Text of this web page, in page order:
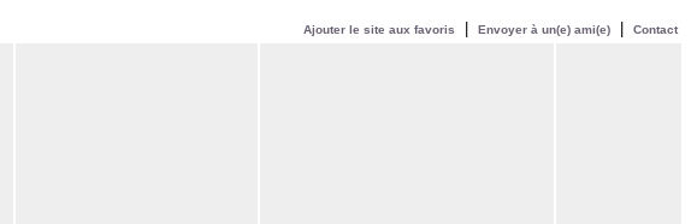
Ajouter le site aux favoris Envoyer à un(e) ami(e) Contact